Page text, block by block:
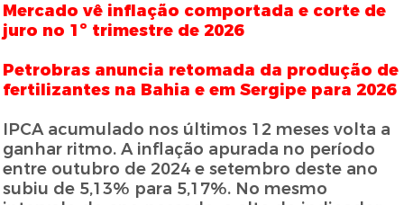
Mercado vê inflação comportada e corte de
juro no 1º trimestre de 2026
Petrobras anuncia retomada da produção de
fertilizantes na Bahia e em Sergipe para 2026
IPCA acumulado nos últimos 12 meses volta a
ganhar ritmo. A inflação apurada no período
entre outubro de 2024 e setembro deste ano
subiu de 5,13% para 5,17%. No mesmo